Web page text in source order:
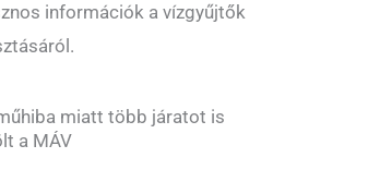
információk a vízgyűjtők
miatt több járatot is
a MÁV